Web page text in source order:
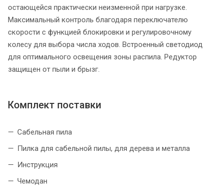
остающейся практически неизменной при нагрузке.
Максимальный контроль благодаря переключателю
скорости с функцией блокировки и регулировочному
колесу для выбора числа ходов. Встроенный светодиод
для оптимального освещения зоны распила. Редуктор
защищен от пыли и брызг.
Комплект поставки
Сабельная пила
Пилка для сабельной пилы, для дерева и металла
Инструкция
Чемодан